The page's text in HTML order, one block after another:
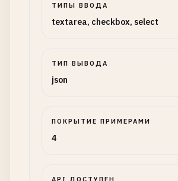
ТИПЫ ВВОДА
textarea, checkbox, select
ТИП ВЫВОДА
json
ПОКРЫТИЕ ПРИМЕРАМИ
4
API ДОСТУПЕН